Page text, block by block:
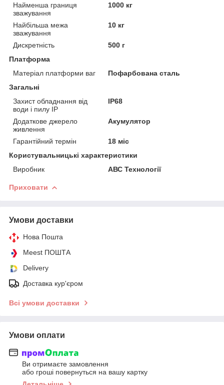
Найменша границя
зважування
1000 кг
Найбільша межа
зважування
10 кг
Дискретність
500 г
Платформа
Матеріал платформи ваг
Пофарбована сталь
Загальні
Захист обладнання від
води і пилу IP
IP68
Додаткове джерело
живлення
Акумулятор
Гарантійний термін
18 міс
Користувальницькі характеристики
Виробник
АВС Технології
Приховати
Умови доставки
Нова Пошта
Meest ПОШТА
Delivery
Доставка кур'єром
Всі умови доставки
Умови оплати
Ви отримаєте замовлення
або гроші повернуться на вашу картку